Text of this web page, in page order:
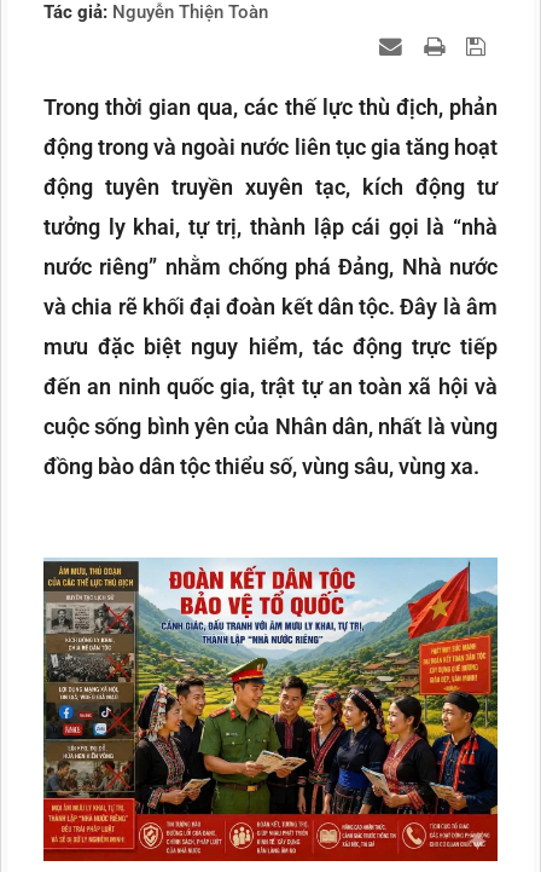
Tác giả: Nguyễn Thiện Toàn
Trong thời gian qua, các thế lực thù địch, phản
động trong và ngoài nước liên tục gia tăng hoạt
động tuyên truyền xuyên tạc, kích động tư
tưởng ly khai, tự trị, thành lập cái gọi là “nhà
nước riêng” nhằm chống phá Đảng, Nhà nước
và chia rẽ khối đại đoàn kết dân tộc. Đây là âm
mưu đặc biệt nguy hiểm, tác động trực tiếp
đến an ninh quốc gia, trật tự an toàn xã hội và
cuộc sống bình yên của Nhân dân, nhất là vùng
đồng bào dân tộc thiểu số, vùng sâu, vùng xa.